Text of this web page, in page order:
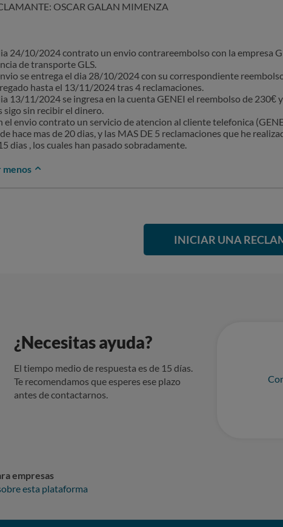
OSCAR GALAN MIMENZA
24/10/2024 contrato un envio contrareembolso con la empresa
de transporte GLS.
se entrega el dia 28/10/2024 con su correspondiente
hasta el 13/11/2024 tras 4 reclamaciones.
13/11/2024 se ingresa en la cuenta GENEI el reembolso de 230€
sigo sin recibir el dinero.
el envio contrato un servicio de atencion al cliente telefonica
hace mas de 20 dias, y las MAS DE 5 reclamaciones que he
dias , los cuales han pasado sobradamente.
menos
INICIAR UNA
¿Necesitas ayuda?
El tiempo medio de respuesta es de 15 días.
Te recomendamos que esperes ese plazo
antes de contactarnos.
empresas
esta plataforma